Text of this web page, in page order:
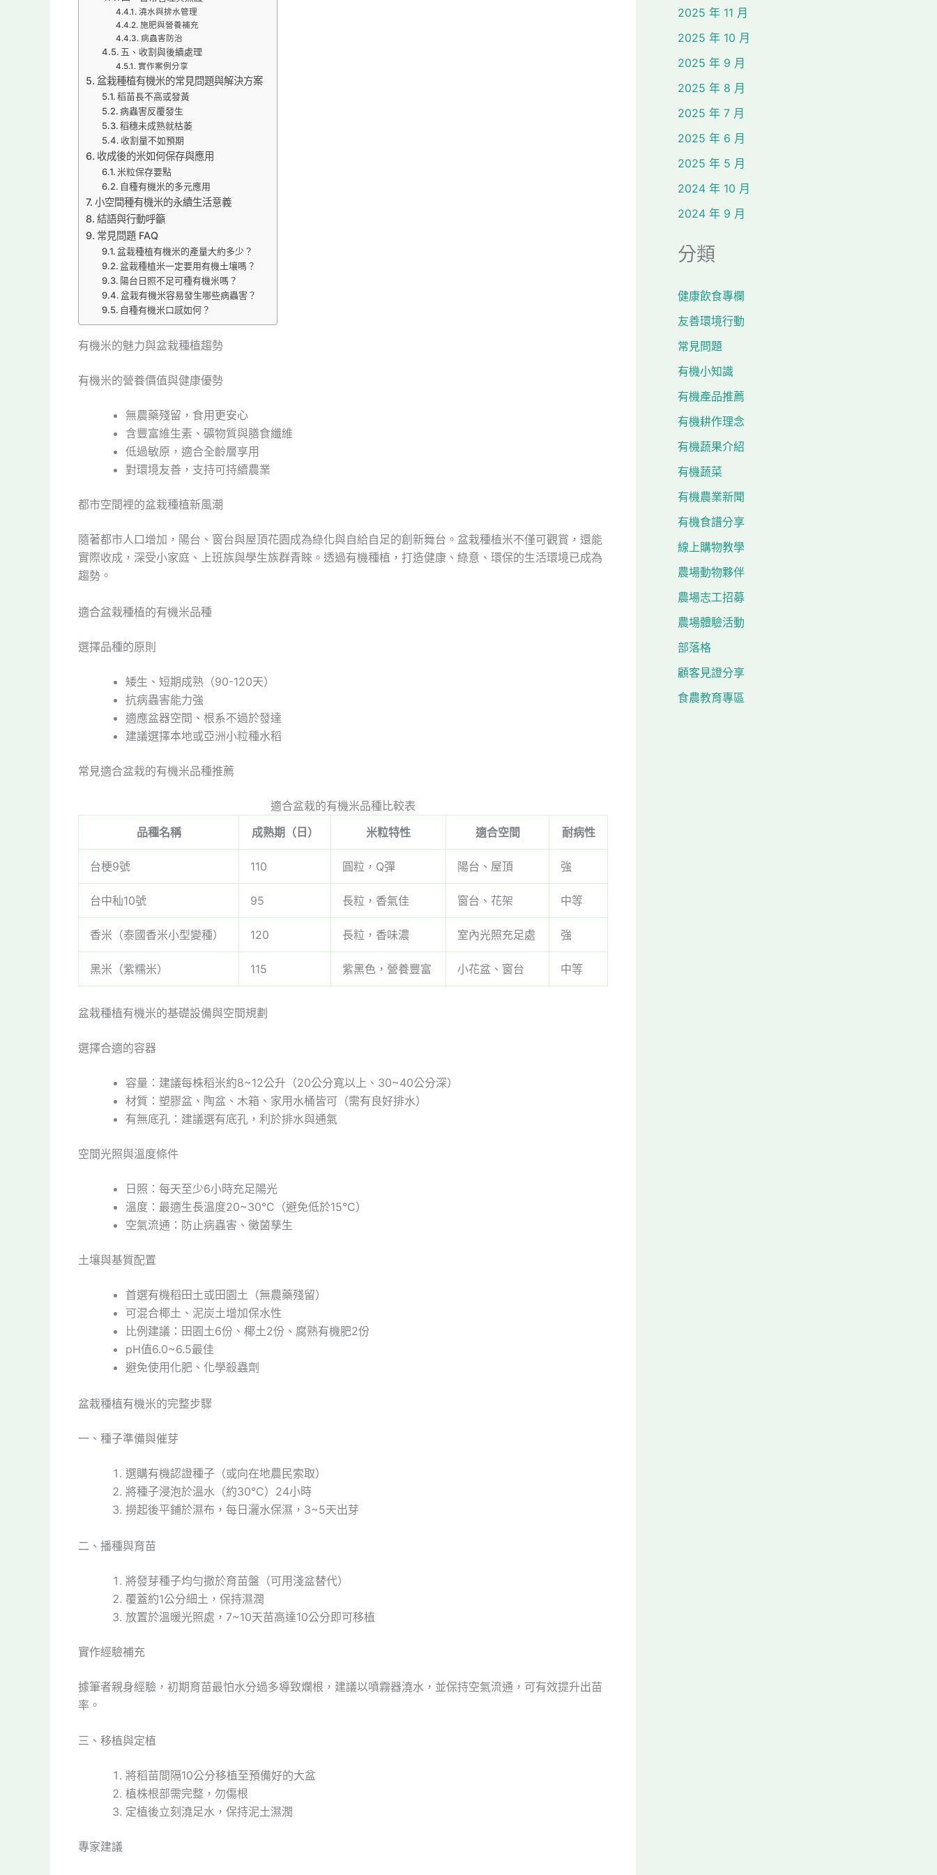
澆水與排水管理
施肥與營養補充
病蟲害防治
五、收割與後續處理
實作案例分享
盆栽種植有機米的常見問題與解決方案
稻苗長不高或發黃
病蟲害反覆發生
稻穗未成熟就枯萎
收割量不如預期
收成後的米如何保存與應用
米粒保存要點
自種有機米的多元應用
小空間種有機米的永續生活意義
結語與行動呼籲
常見問題 FAQ
盆栽種植有機米的產量大約多少？
盆栽種植米一定要用有機土壤嗎？
陽台日照不足可種有機米嗎？
盆栽有機米容易發生哪些病蟲害？
自種有機米口感如何？
有機米的魅力與盆栽種植趨勢
有機米的營養價值與健康優勢
無農藥殘留，食用更安心
含豐富維生素、礦物質與膳食纖維
低過敏原，適合全齡層享用
對環境友善，支持可持續農業
都市空間裡的盆栽種植新風潮
隨著都市人口增加，陽台、窗台與屋頂花園成為綠化與自給自足的創新舞台。盆栽種植米不僅可觀賞，還能
實際收成，深受小家庭、上班族與學生族群青睞。透過有機種植，打造健康、綠意、環保的生活環境已成為
趨勢。
適合盆栽種植的有機米品種
選擇品種的原則
矮生、短期成熟（90-120天）
抗病蟲害能力強
適應盆器空間、根系不過於發達
建議選擇本地或亞洲小粒種水稻
常見適合盆栽的有機米品種推薦
適合盆栽的有機米品種比較表
品種名稱
成熟期（日） 米粒特性 適合空間 耐病性
台梗9號 110 圓粒，Q彈 陽台、屋頂 強
台中秈10號 95 長粒，香氣佳 窗台、花架 中等
香米（泰國香米小型變種） 120 長粒，香味濃 室內光照充足處 強
黑米（紫糯米） 115 紫黑色，營養豐富 小花盆、窗台 中等
盆栽種植有機米的基礎設備與空間規劃
選擇合適的容器
容量：建議每株稻米約8~12公升（20公分寬以上、30~40公分深）
材質：塑膠盆、陶盆、木箱、家用水桶皆可（需有良好排水）
有無底孔：建議選有底孔，利於排水與通氣
空間光照與溫度條件
日照：每天至少6小時充足陽光
溫度：最適生長溫度20~30°C（避免低於15°C）
空氣流通：防止病蟲害、黴菌孳生
土壤與基質配置
首選有機稻田土或田園土（無農藥殘留）
可混合椰土、泥炭土增加保水性
比例建議：田園土6份、椰土2份、腐熟有機肥2份
pH值6.0~6.5最佳
避免使用化肥、化學殺蟲劑
盆栽種植有機米的完整步驟
一、種子準備與催芽
選購有機認證種子（或向在地農民索取）
將種子浸泡於溫水（約30°C）24小時
撈起後平鋪於濕布，每日灑水保濕，3~5天出芽
二、播種與育苗
將發芽種子均勻撒於育苗盤（可用淺盆替代）
覆蓋約1公分細土，保持濕潤
放置於溫暖光照處，7~10天苗高達10公分即可移植
實作經驗補充
據筆者親身經驗，初期育苗最怕水分過多導致爛根，建議以噴霧器澆水，並保持空氣流通，可有效提升出苗
率。
三、移植與定植
將稻苗間隔10公分移植至預備好的大盆
植株根部需完整，勿傷根
定植後立刻澆足水，保持泥土濕潤
專家建議
2025 年 11 月
2025 年 10 月
2025 年 9 月
2025 年 8 月
2025 年 7 月
2025 年 6 月
2025 年 5 月
2024 年 10 月
2024 年 9 月
分類
健康飲食專欄
友善環境行動
常見問題
有機小知識
有機產品推薦
有機耕作理念
有機蔬果介紹
有機蔬菜
有機農業新聞
有機食譜分享
線上購物教學
農場動物夥伴
農場志工招募
農場體驗活動
部落格
顧客見證分享
食農教育專區